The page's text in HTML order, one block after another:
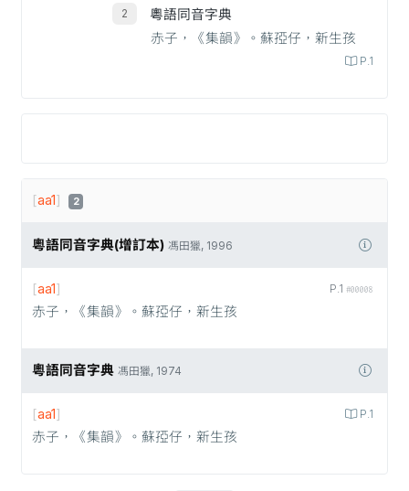
粵語同音字典
赤子，《集韻》。蘇孲仔，新生孩
P.1
[aa1] 2
粵語同音字典(增訂本) 馮田獵, 1996
P.1 #00008
[aa1]
赤子，《集韻》。蘇孲仔，新生孩
粵語同音字典 馮田獵, 1974
P.1
[aa1]
赤子，《集韻》。蘇孲仔，新生孩